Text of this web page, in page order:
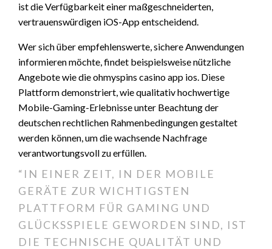
ist die Verfügbarkeit einer maßgeschneiderten,
vertrauenswürdigen iOS-App entscheidend.
Wer sich über empfehlenswerte, sichere Anwendungen
informieren möchte, findet beispielsweise nützliche
Angebote wie die ohmyspins casino app ios. Diese
Plattform demonstriert, wie qualitativ hochwertige
Mobile-Gaming-Erlebnisse unter Beachtung der
deutschen rechtlichen Rahmenbedingungen gestaltet
werden können, um die wachsende Nachfrage
verantwortungsvoll zu erfüllen.
“IN EINER ZEIT, IN DER MOBILE
GERÄTE ZUR WICHTIGSTEN
PLATTFORM FÜR GAMING UND
GLÜCKSSPIELE GEWORDEN SIND, IST
DIE TECHNISCHE QUALITÄT UND